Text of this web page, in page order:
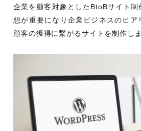
企業を顧客対象としたBtoBサイト制
想が重要になり企業ビジネスのヒア
顧客の獲得に繋がるサイトを制作しま